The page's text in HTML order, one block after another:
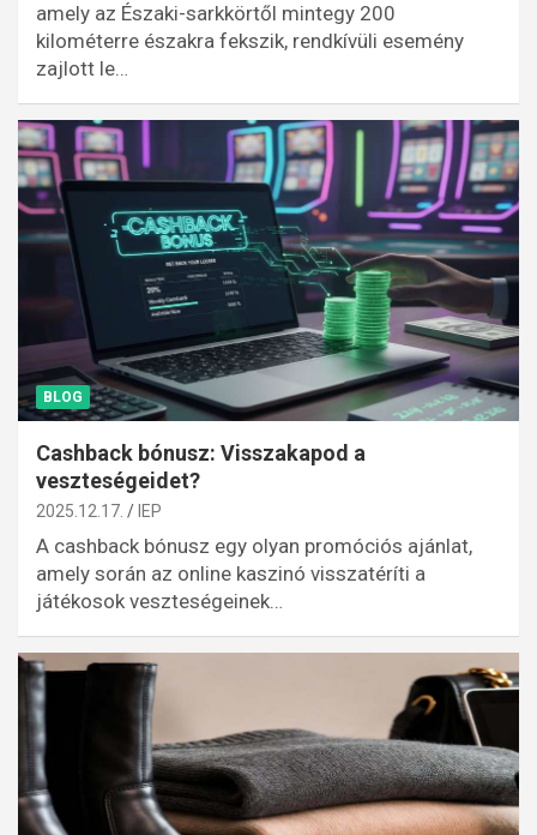
amely az Északi-sarkkörtől mintegy 200
kilométerre északra fekszik, rendkívüli esemény
zajlott le…
BLOG
Cashback bónusz: Visszakapod a
veszteségeidet?
2025.12.17. IEP
A cashback bónusz egy olyan promóciós ajánlat,
amely során az online kaszinó visszatéríti a
játékosok veszteségeinek…